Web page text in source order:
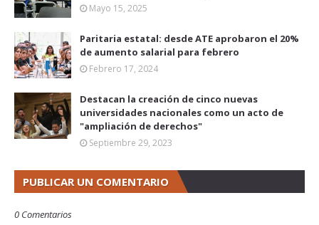
Mayo 15, 2025
Paritaria estatal: desde ATE aprobaron el 20%
de aumento salarial para febrero
Febrero 17, 2024
Destacan la creación de cinco nuevas
universidades nacionales como un acto de
"ampliación de derechos"
Septiembre 29, 2023
PUBLICAR UN COMENTARIO
0 Comentarios